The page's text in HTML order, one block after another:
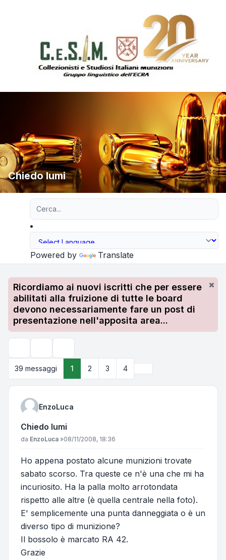
Chiedo lumi
Powered by Translate
Ricordiamo ai nuovi iscritti che per essere
abilitati alla fruizione di tutte le board
devono necessariamente fare un post di
presentazione nell'apposita area...
39 messaggi
1 2 3 4
EnzoLuca
Chiedo lumi
Messaggio
da EnzoLuca »08/11/2008, 18:36
Ho appena postato alcune munizioni trovate
sabato scorso. Tra queste ce n'è una che mi ha
incuriosito. Ha la palla molto arrotondata
rispetto alle altre (è quella centrale nella foto).
E' semplicemente una punta danneggiata o è un
diverso tipo di munizione?
Il bossolo è marcato RA 42.
Grazie